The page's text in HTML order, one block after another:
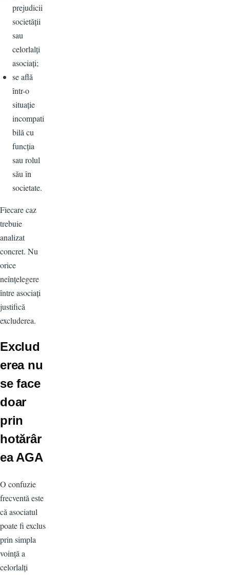
prejudicii
societății
sau
celorlalți
asociați;
se află
într-o
situație
incompati
bilă cu
funcția
sau rolul
său în
societate.
Fiecare caz
trebuie
analizat
concret. Nu
orice
neînțelegere
între asociați
justifică
excluderea.
Exclud
erea nu
se face
doar
prin
hotărâr
ea AGA
O confuzie
frecventă este
că asociatul
poate fi exclus
prin simpla
voință a
celorlalți